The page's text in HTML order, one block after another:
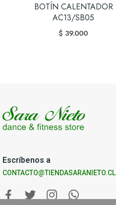
BOTÍN CALENTADOR
AC13/SB05
$ 39.000
Escríbenos a
CONTACTO@TIENDASARANIETO.CL